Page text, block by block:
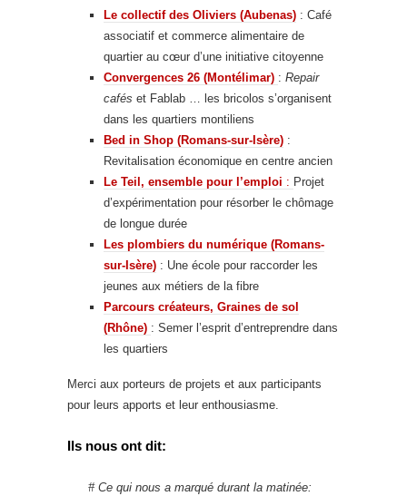
Le collectif des Oliviers (Aubenas) : Café
associatif et commerce alimentaire de
quartier au cœur d’une initiative citoyenne
Convergences 26 (Montélimar) : Repair
cafés et Fablab … les bricolos s’organisent
dans les quartiers montiliens
Bed in Shop (Romans-sur-Isère) :
Revitalisation économique en centre ancien
Le Teil, ensemble pour l’emploi : Projet
d’expérimentation pour résorber le chômage
de longue durée
Les plombiers du numérique (Romans-
sur-Isère) : Une école pour raccorder les
jeunes aux métiers de la fibre
Parcours créateurs, Graines de sol
(Rhône) : Semer l’esprit d’entreprendre dans
les quartiers
Merci aux porteurs de projets et aux participants
pour leurs apports et leur enthousiasme.
Ils nous ont dit:
# Ce qui nous a marqué durant la matinée: